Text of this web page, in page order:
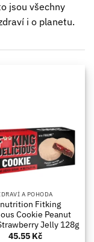
jsou všechny
i o planetu.
A POHODA
Fitking
Cookie Peanut
Jelly 128g
45.55 Kč